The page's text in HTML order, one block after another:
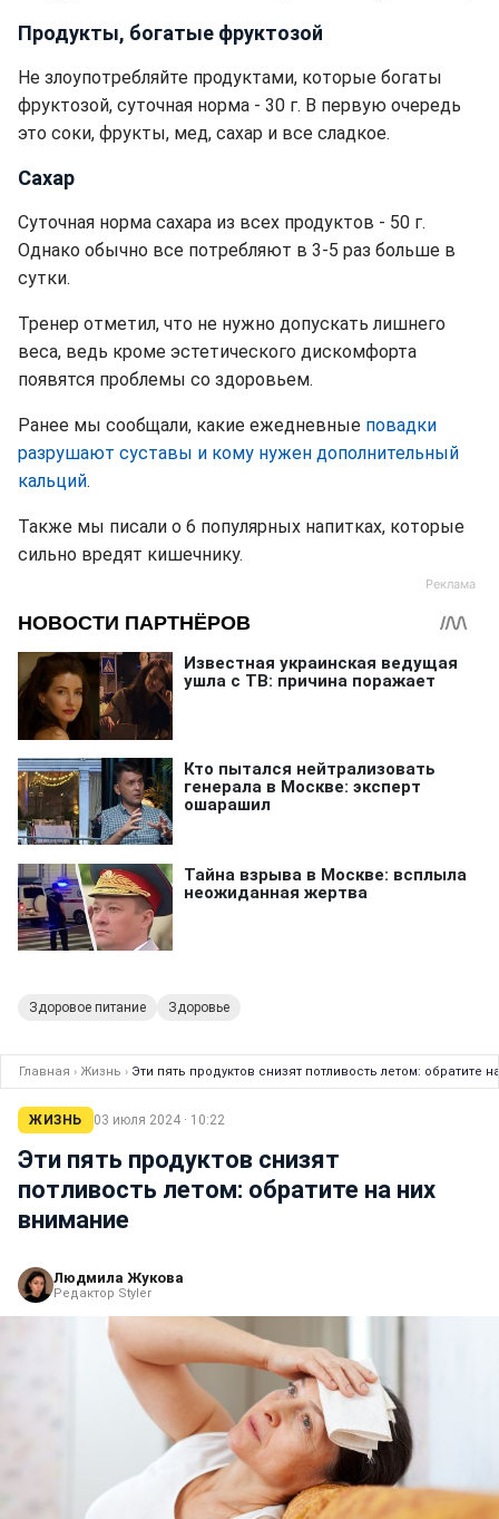
Продукты, богатые фруктозой
Не злоупотребляйте продуктами, которые богаты
фруктозой, суточная норма - 30 г. В первую очередь
это соки, фрукты, мед, сахар и все сладкое.
Сахар
Суточная норма сахара из всех продуктов - 50 г.
Однако обычно все потребляют в 3-5 раз больше в
сутки.
Тренер отметил, что не нужно допускать лишнего
веса, ведь кроме эстетического дискомфорта
появятся проблемы со здоровьем.
Ранее мы сообщали, какие ежедневные повадки
разрушают суставы и кому нужен дополнительный
кальций.
Также мы писали о 6 популярных напитках, которые
сильно вредят кишечнику.
Здоровое питание Здоровье
Главная › Жизнь › Эти пять продуктов снизят потливость летом: обратите
ЖИЗНЬ 03 июля 2024 · 10:22
Эти пять продуктов снизят
потливость летом: обратите на них
внимание
Людмила Жукова
Редактор Styler